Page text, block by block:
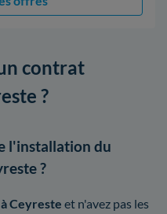
contrat
?
l'installation du
?
Ceyreste et n'avez pas les